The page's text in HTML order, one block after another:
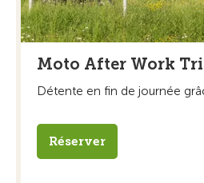
Moto After Work
Détente en fin de journée
Réserver